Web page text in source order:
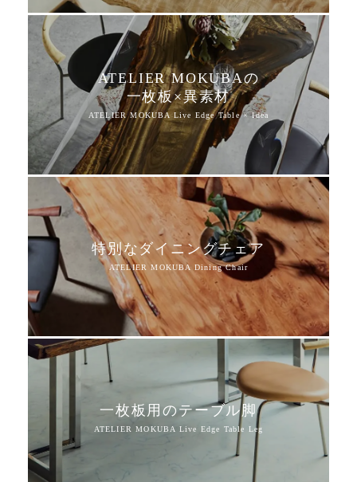
ATELIER MOKUBAの
一枚板×異素材
特別なダイニングチェア
一枚板用のテーブル脚